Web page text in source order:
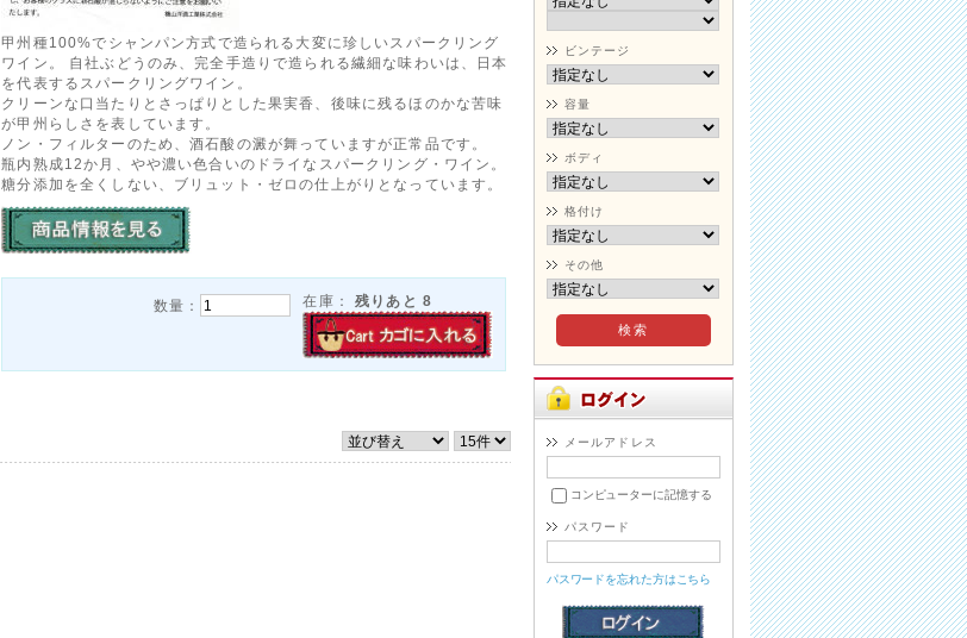
甲州種100%でシャンパン方式で造られる大変に珍しいスパークリング
ワイン。 自社ぶどうのみ、完全手造りで造られる繊細な味わいは、日本
を代表するスパークリングワイン。
クリーンな口当たりとさっぱりとした果実香、後味に残るほのかな苦味
が甲州らしさを表しています。
ノン・フィルターのため、酒石酸の澱が舞っていますが正常品です。
瓶内熟成12か月、やや濃い色合いのドライなスパークリング・ワイン。
糖分添加を全くしない、ブリュット・ゼロの仕上がりとなっています。
数量： 在庫：残りあと 8
ビンテージ
容量
ボディ
格付け
その他
メールアドレス
コンピューターに記憶する
パスワード
パスワードを忘れた方はこちら